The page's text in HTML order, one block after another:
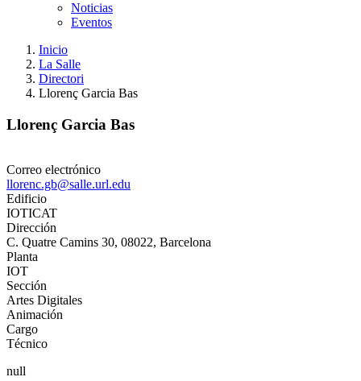
Noticias
Eventos
Inicio
La Salle
Directori
Llorenç Garcia Bas
Llorenç Garcia Bas
Correo electrónico
llorenc.gb@salle.url.edu
Edificio
IOTICAT
Dirección
C. Quatre Camins 30, 08022, Barcelona
Planta
IOT
Sección
Artes Digitales
Animación
Cargo
Técnico
null